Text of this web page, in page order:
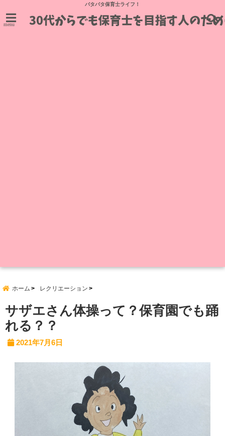
バタバタ保育士ライフ！
menu
ホーム レクリエーション
サザエさん体操って？保育園でも踊
れる？？
2021年7月6日